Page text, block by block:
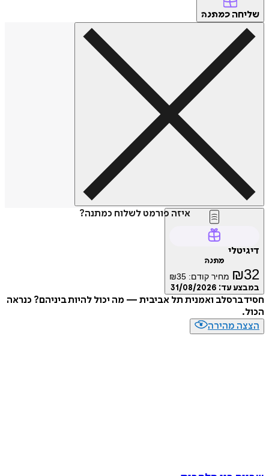
כמתנה
איזה פורמט לשלוח כמתנה?
₪ מחיר קודם: ₪35
עד:31/08/2026
ברסלב ואמנית תל אביבית — מה יכול להיות ביניהם? כנראה
מהירה